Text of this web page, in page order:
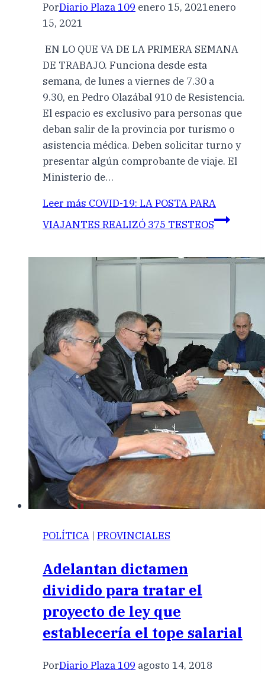
PorDiario Plaza 109 enero 15, 2021enero
15, 2021
EN LO QUE VA DE LA PRIMERA SEMANA
DE TRABAJO. Funciona desde esta
semana, de lunes a viernes de 7.30 a
9.30, en Pedro Olazábal 910 de Resistencia.
El espacio es exclusivo para personas que
deban salir de la provincia por turismo o
asistencia médica. Deben solicitar turno y
presentar algún comprobante de viaje. El
Ministerio de…
Leer más COVID-19: LA POSTA PARA
VIAJANTES REALIZÓ 375 TESTEOS
POLÍTICA | PROVINCIALES
Adelantan dictamen
dividido para tratar el
proyecto de ley que
establecería el tope salarial
PorDiario Plaza 109 agosto 14, 2018